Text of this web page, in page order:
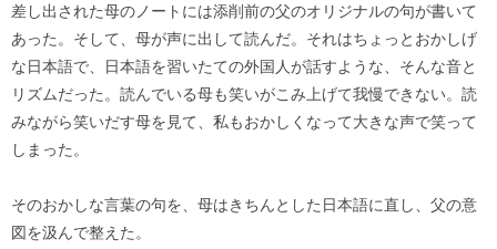
差し出された母のノートには添削前の父のオリジナルの句が書いて
あった。そして、母が声に出して読んだ。それはちょっとおかしげ
な日本語で、日本語を習いたての外国人が話すような、そんな音と
リズムだった。読んでいる母も笑いがこみ上げて我慢できない。読
みながら笑いだす母を見て、私もおかしくなって大きな声で笑って
しまった。
そのおかしな言葉の句を、母はきちんとした日本語に直し、父の意
図を汲んで整えた。